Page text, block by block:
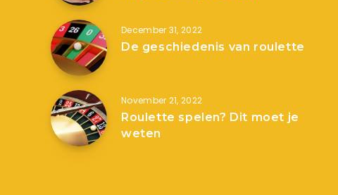
December 31, 2022
De geschiedenis van roulette
November 21, 2022
Roulette spelen? Dit moet je
weten